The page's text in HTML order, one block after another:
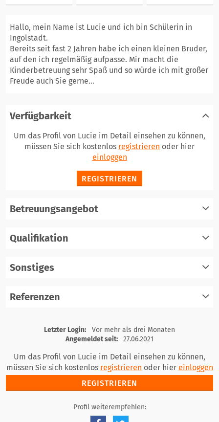
Hallo, mein Name ist Lucie und ich bin Schülerin in
Ingolstadt.
Bereits seit fast 2 Jahren habe ich einen kleinen Bruder,
auf den ich regelmäßig aufpasse. Mir macht die
Kinderbetreuung sehr Spaß und so würde ich mit großer
Freude auch Sie gerne...
Verfügbarkeit
Um das Profil von Lucie im Detail einsehen zu können,
müssen Sie sich kostenlos registrieren oder hier
einloggen
REGISTRIEREN
Betreuungsangebot
Qualifikation
Sonstiges
Referenzen
registrieren
einloggen
Letzter Login:
Vor mehr als drei Monaten
Angemeldet seit:
27.06.2021
Um das Profil von Lucie im Detail einsehen zu können,
müssen Sie sich kostenlos registrieren oder hier einloggen
REGISTRIEREN
Profil weiterempfehlen: